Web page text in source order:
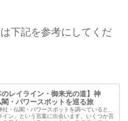
下記を参考にしてくだ
のレイライン・御来光の道】神
閣・パワースポットを巡る旅
社・仏閣・パワースポットを調べていると、
イン」という言葉に出会います。いくつか言